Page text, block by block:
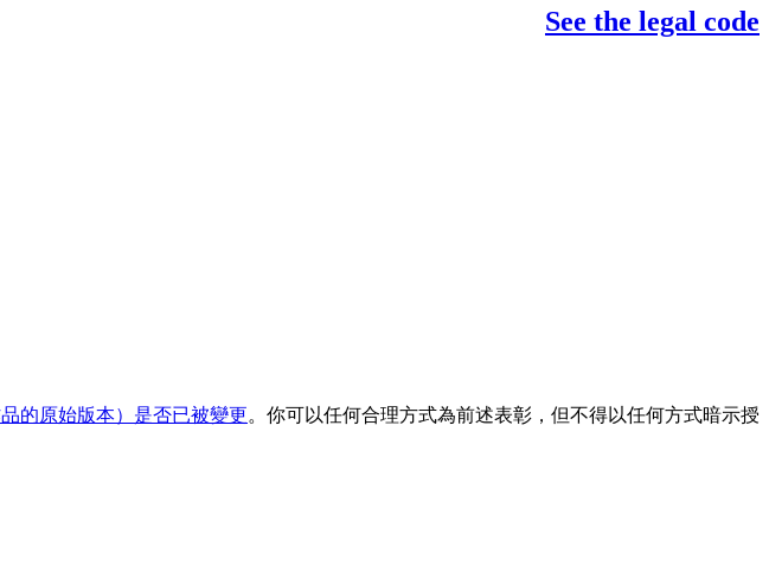
See the legal code
的原始版本）是否已被變更。你可以任何合理方式為前述表彰，但不得以任何方式暗示授